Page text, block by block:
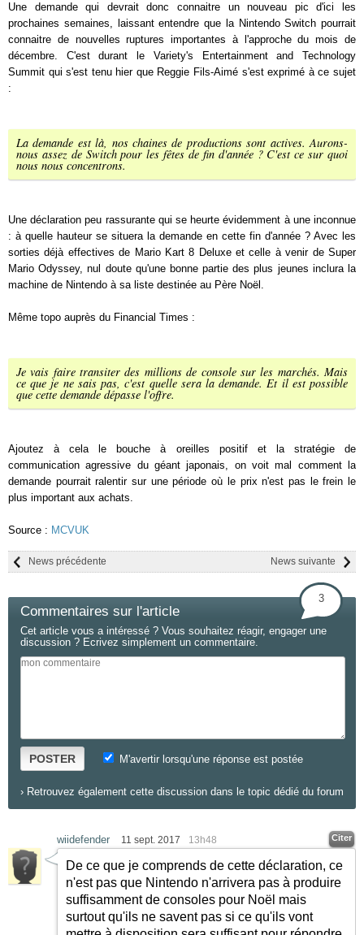
Une demande qui devrait donc connaitre un nouveau pic d'ici les
prochaines semaines, laissant entendre que la Nintendo Switch pourrait
connaitre de nouvelles ruptures importantes à l'approche du mois de
décembre. C'est durant le Variety's Entertainment and Technology
Summit qui s'est tenu hier que Reggie Fils-Aimé s'est exprimé à ce sujet
:
La demande est là, nos chaines de productions sont actives. Aurons-
nous assez de Switch pour les fêtes de fin d'année ? C'est ce sur quoi
nous nous concentrons.
Une déclaration peu rassurante qui se heurte évidemment à une inconnue
: à quelle hauteur se situera la demande en cette fin d'année ? Avec les
sorties déjà effectives de Mario Kart 8 Deluxe et celle à venir de Super
Mario Odyssey, nul doute qu'une bonne partie des plus jeunes inclura la
machine de Nintendo à sa liste destinée au Père Noël.
Même topo auprès du Financial Times :
Je vais faire transiter des millions de console sur les marchés. Mais
ce que je ne sais pas, c'est quelle sera la demande. Et il est possible
que cette demande dépasse l'offre.
Ajoutez à cela le bouche à oreilles positif et la stratégie de
communication agressive du géant japonais, on voit mal comment la
demande pourrait ralentir sur une période où le prix n'est pas le frein le
plus important aux achats.
Source : MCVUK
News suivante
News précédente
Commentaires sur l'article
3
Cet article vous a intéressé ? Vous souhaitez réagir, engager une
discussion ? Ecrivez simplement un commentaire.
POSTER M'avertir lorsqu'une réponse est postée
› Retrouvez également cette discussion dans le topic dédié du forum
wiidefender 11 sept. 2017 13h48 Citer
De ce que je comprends de cette déclaration, ce
n'est pas que Nintendo n'arrivera pas à produire
suffisamment de consoles pour Noël mais
surtout qu'ils ne savent pas si ce qu'ils vont